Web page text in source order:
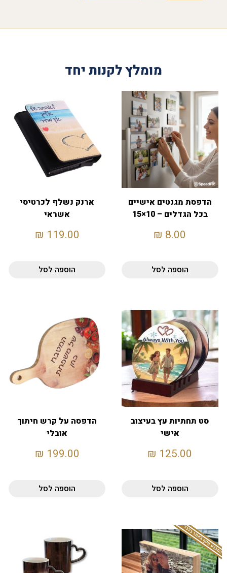
מומלץ לקנות יחד
הדפסת מגנטים אישיים
בכל הגדלים – 10×15
8.00
₪
הוספה לסל
ארנק נשלף לכרטיסי
אשראי
119.00
₪
הוספה לסל
סט תחתיות עץ בעיצוב
אישי
125.00
₪
הוספה לסל
הדפסה על קרש חיתוך
אובלי
199.00
₪
הוספה לסל
המבצע תקף באתר בלבד